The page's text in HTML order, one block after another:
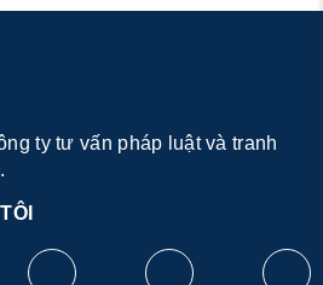
ty tư vấn pháp luật và tranh